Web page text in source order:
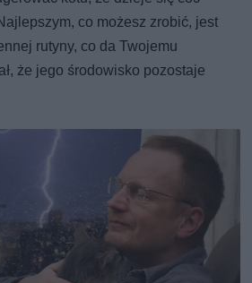
co możesz zrobić, jest
rutyny, co da Twojemu
że jego środowisko pozostaje